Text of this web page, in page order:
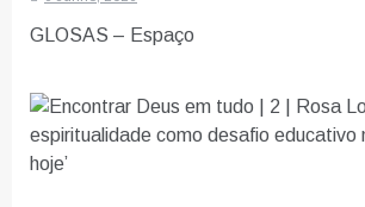
GLOSAS – Espaço